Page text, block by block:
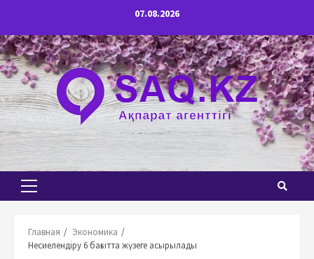
содержимому
07.08.2026
Основное
Главная
Экономика
Несиелендіру 6 бағытта жүзеге асырылады